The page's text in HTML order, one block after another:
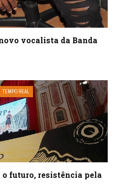
vocalista da Banda
TEMPO REAL
futuro, resistência pela